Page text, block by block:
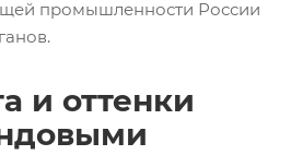
промышленности России
и оттенки